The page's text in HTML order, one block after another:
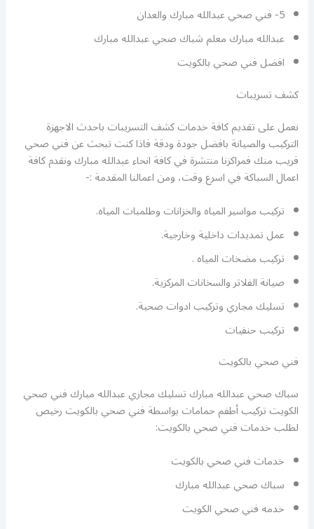
5- فني صحي عبدالله مبارك والعدان
عبدالله مبارك معلم شباك صحي عبدالله مبارك
افضل فني صحي بالكويت
كشف تسريبات
نعمل على تقديم كافة خدمات كشف التسريبات باحدث الاجهزة
التركيب والصيانة بافضل جودة ودقة فاذا كنت تبحث عن فني صحي
قريب منك فمراكزنا منتشرة في كافة انحاء عبدالله مبارك ونقدم كافة
اعمال السباكة في اسرع وقت، ومن اعمالنا المقدمة :-
تركيب مواسير المياه والخزانات وطلمبات المياه.
عمل تمديدات داخلية وخارجية.
تركيب مضخات المياه .
صيانة الفلاتر والسخانات المركزية.
تسليك مجاري وتركيب ادوات صحية.
تركيب حنفيات
فني صحي بالكويت
سباك صحي عبدالله مبارك تسليك مجاري عبدالله مبارك فني صحي
الكويت تركيب أطفم حمامات بواسطة فني صحي بالكويت رخيص
لطلب خدمات فني صحي بالكويت:
خدمات فني صحي بالكويت
سباك صحي عبدالله مبارك
خدمه فني صحي الكويت